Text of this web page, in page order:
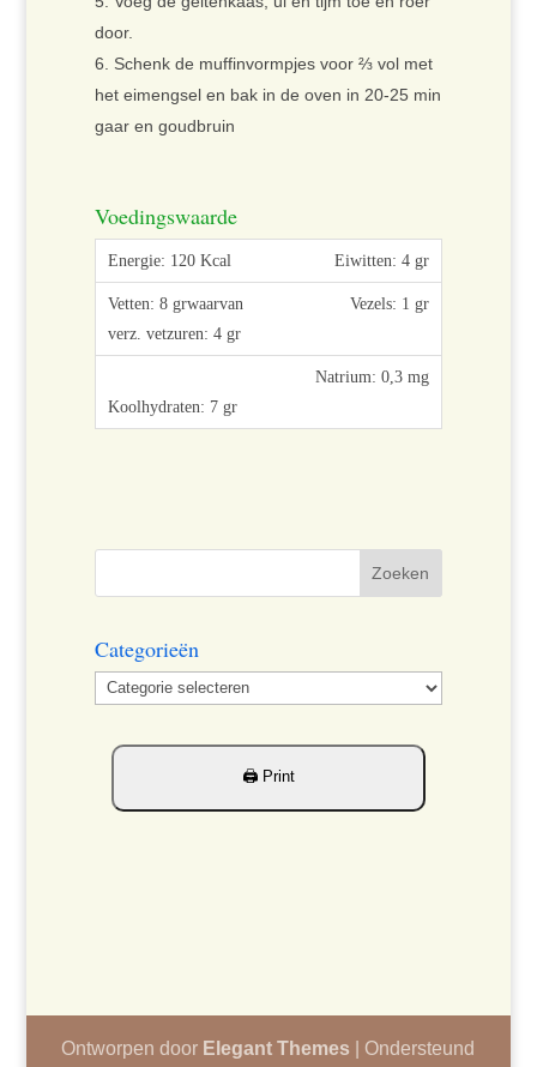
door.
Schenk de muffinvormpjes voor ⅔ vol met
het eimengsel en bak in de oven in 20-25 min
gaar en goudbruin
Voedingswaarde
Eiwitten: 4 gr
Vezels: 1 gr
Natrium: 0,3 mg
Categorieën
Categorieën
Ontworpen door Elegant Themes | Ondersteund